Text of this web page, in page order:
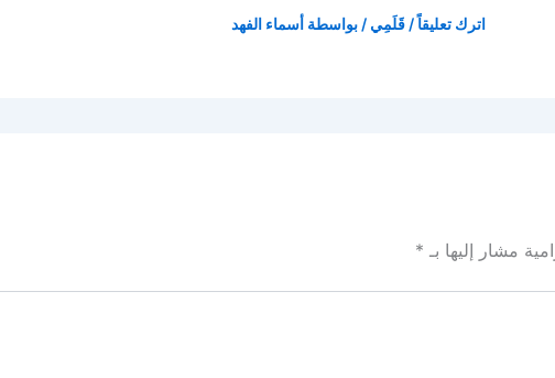
اترك تعليقاً/ قَلَمِي / بواسطة أسماء الفهد
مشار إليها بـ *